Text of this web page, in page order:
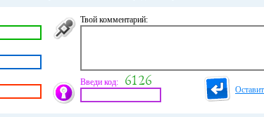
Твой комментарий:
Введи код: